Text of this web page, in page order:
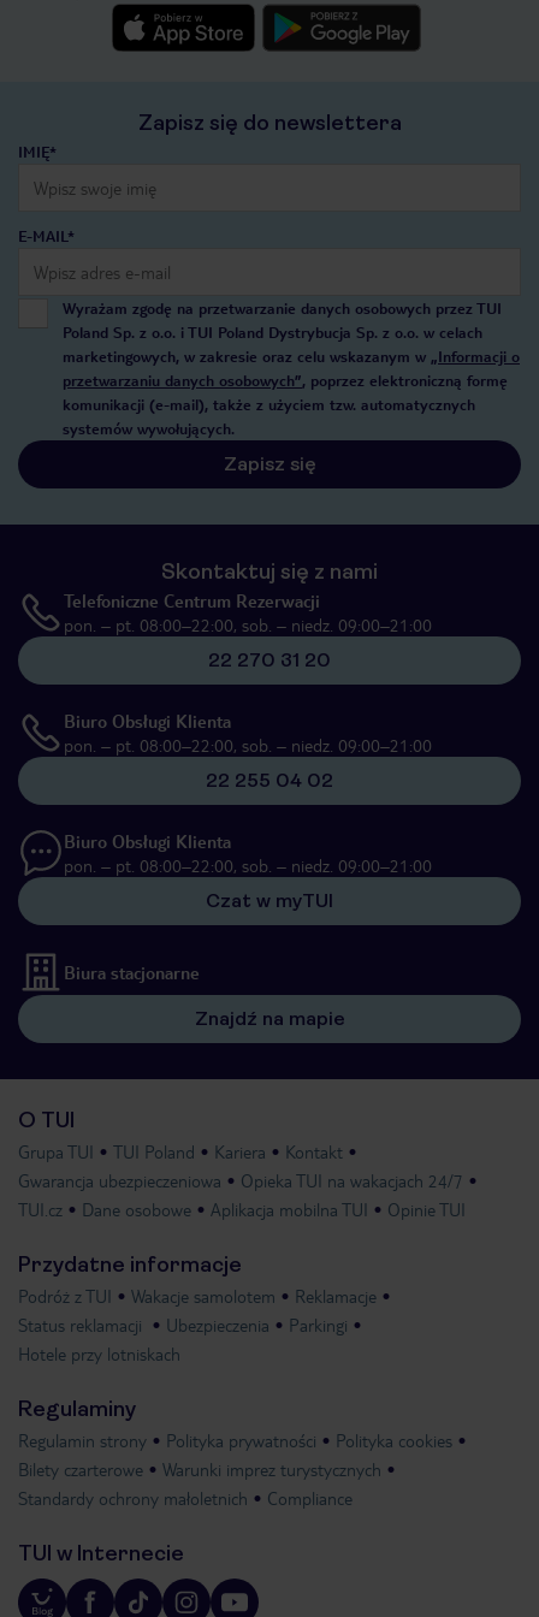
Zapisz się do newslettera
IMIĘ*
E-MAIL*
Wyrażam zgodę na przetwarzanie danych osobowych przez TUI
Poland Sp. z o.o. i TUI Poland Dystrybucja Sp. z o.o. w celach
marketingowych, w zakresie oraz celu wskazanym w „Informacji o
przetwarzaniu danych osobowych”, poprzez elektroniczną formę
komunikacji (e-mail), także z użyciem tzw. automatycznych
systemów wywołujących.
Zapisz się
Skontaktuj się z nami
Telefoniczne Centrum Rezerwacji
pon. – pt. 08:00–22:00, sob. – niedz. 09:00–21:00
22 270 31 20
Biuro Obsługi Klienta
pon. – pt. 08:00–22:00, sob. – niedz. 09:00–21:00
22 255 04 02
Biuro Obsługi Klienta
pon. – pt. 08:00–22:00, sob. – niedz. 09:00–21:00
Czat w myTUI
Biura stacjonarne
Znajdź na mapie
O TUI
Grupa TUI TUI Poland Kariera
Kontakt
Gwarancja ubezpieczeniowa
Opieka TUI na wakacjach 24/7
TUI.cz
Dane osobowe Aplikacja mobilna TUI Opinie TUI
Przydatne informacje
Podróż z TUI Wakacje samolotem
Reklamacje
Status reklamacji
Ubezpieczenia
Parkingi
Hotele przy lotniskach
Regulaminy
Regulamin strony Polityka prywatności
Polityka cookies
Bilety czarterowe
Warunki imprez turystycznych
Standardy ochrony małoletnich
Compliance
TUI w Internecie